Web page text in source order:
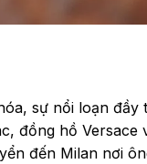
sự nổi loạn đầy
đồng hồ Versace
đến Milan nơi